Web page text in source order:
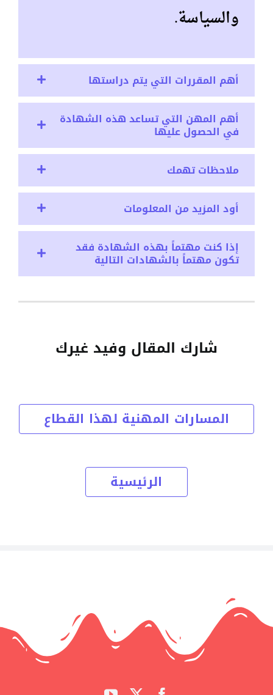
والسياسة.
أهم المقررات التي يتم دراستها
أهم المهن التي تساعد هذه الشهادة
في الحصول عليها
ملاحظات تهمك
أود المزيد من المعلومات
إذا كنت مهتماً بهذه الشهادة فقد
تكون مهتماً بالشهادات التالية
شارك المقال وفيد غيرك
المسارات المهنية لهذا القطاع
الرئيسية